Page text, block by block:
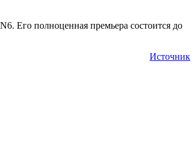
Его полноценная премьера состоится до
Источник